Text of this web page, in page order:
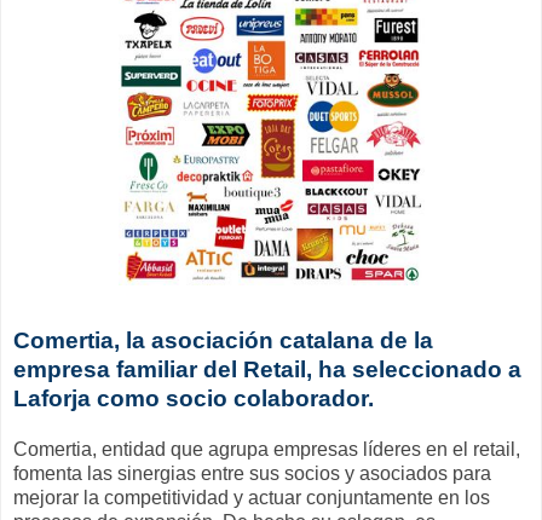
Comertia, la asociación catalana de la
empresa familiar del Retail, ha seleccionado a
Laforja como socio colaborador.
Comertia, entidad que agrupa empresas líderes en el retail,
fomenta las sinergias entre sus socios y asociados para
mejorar la competitividad y actuar conjuntamente en los